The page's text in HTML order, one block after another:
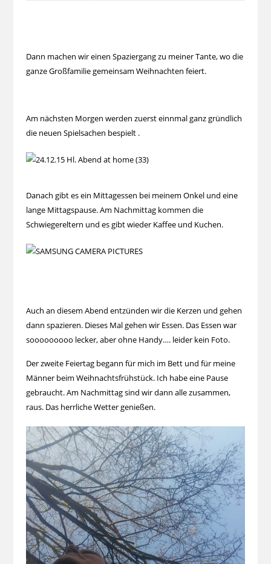
Dann machen wir einen Spaziergang zu meiner Tante, wo die
ganze Großfamilie gemeinsam Weihnachten feiert.
Am nächsten Morgen werden zuerst einnmal ganz gründlich
die neuen Spielsachen bespielt .
Danach gibt es ein Mittagessen bei meinem Onkel und eine
lange Mittagspause. Am Nachmittag kommen die
Schwiegereltern und es gibt wieder Kaffee und Kuchen.
Auch an diesem Abend entzünden wir die Kerzen und gehen
dann spazieren. Dieses Mal gehen wir Essen. Das Essen war
sooooooooo lecker, aber ohne Handy…. leider kein Foto.
Der zweite Feiertag begann für mich im Bett und für meine
Männer beim Weihnachtsfrühstück. Ich habe eine Pause
gebraucht. Am Nachmittag sind wir dann alle zusammen,
raus. Das herrliche Wetter genießen.